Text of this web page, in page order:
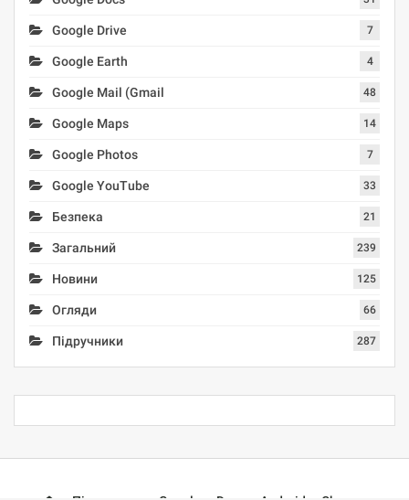
Google Drive 7
Google Earth 4
Google Mail (Gmail 48
Google Maps 14
Google Photos 7
Google YouTube 33
Безпека 21
Загальний 239
Новини 125
Огляди 66
Підручники 287